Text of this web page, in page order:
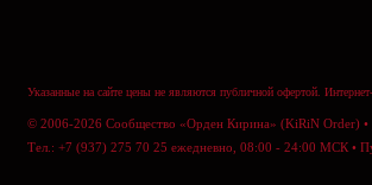
Указанные на сайте цены не являются публичной офертой.
© 2006-2026 Сообщество «Орден Кирина» (KiRiN Order) •
Тел.: +7 (937) 275 70 25 ежедневно, 08:00 - 24:00 МСК •